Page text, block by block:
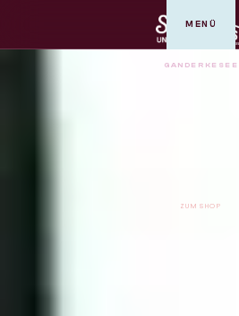
GANDERKESEE
MENÜ
ZUM SHOP